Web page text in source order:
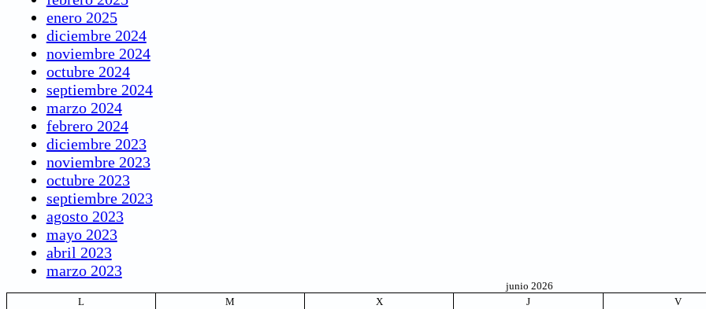
enero 2025
diciembre 2024
noviembre 2024
octubre 2024
septiembre 2024
marzo 2024
febrero 2024
diciembre 2023
noviembre 2023
octubre 2023
septiembre 2023
agosto 2023
mayo 2023
abril 2023
marzo 2023
junio 2026
L
M X J V